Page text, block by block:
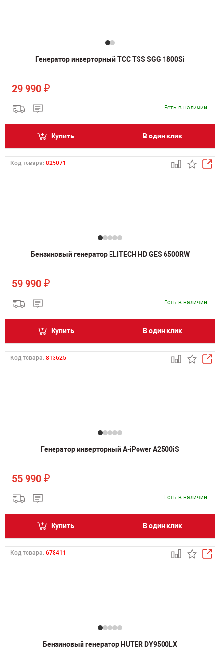
Генератор инверторный ТСС TSS SGG 1800Si
29 990 ₽
Есть в наличии
Купить В один клик
Код товара: 825071
Бензиновый генератор ELITECH HD GES 6500RW
59 990 ₽
Есть в наличии
Купить В один клик
Код товара: 813625
Генератор инверторный A-iPower A2500iS
55 990 ₽
Есть в наличии
Купить В один клик
Код товара: 678411
Бензиновый генератор HUTER DY9500LX